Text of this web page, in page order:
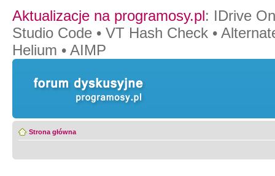
Aktualizacje na programosy.pl: IDrive
Studio Code • VT Hash Check •
Helium • AIMP
Strona główna